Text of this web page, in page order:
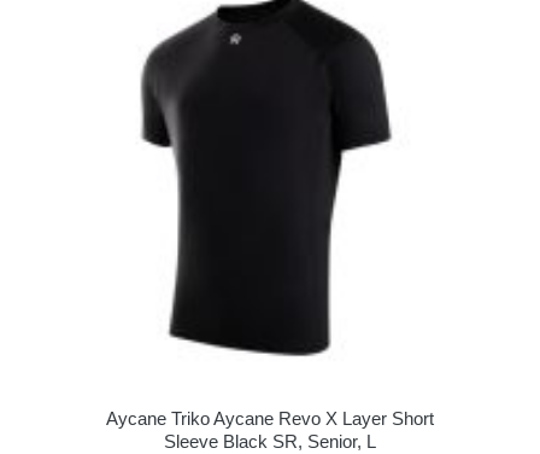
Aycane Triko Aycane Revo X Layer Short
Sleeve Black SR, Senior, L